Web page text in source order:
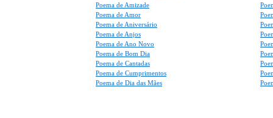
Poema de Amizade
Poema de Amor
Poema de Aniversário
Poema de Anjos
Poema de Ano Novo
Poema de Bom Dia
Poema de Cantadas
Poema de Cumprimentos
Poema de Dia das Mães